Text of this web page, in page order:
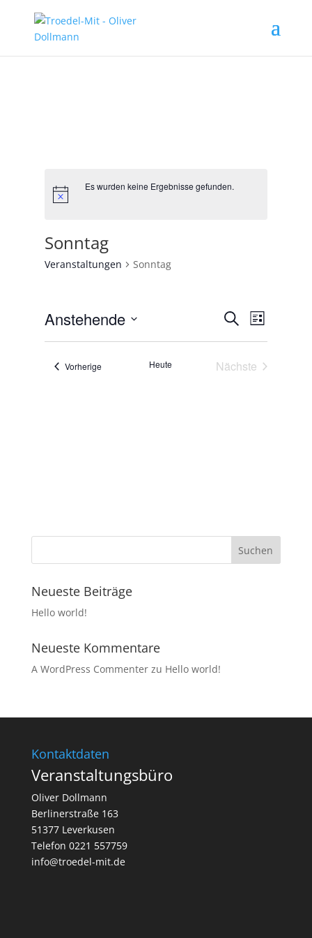
Es wurden keine Ergebnisse gefunden.
Sonntag
Veranstaltungen Sonntag
Suche
Ansichten,
SucheListe
Anstehende
Vorherige Veranstaltungen
Heute
Nächste
Neueste Beiträge
Hello world!
Neueste Kommentare
A WordPress Commenterzu Hello world!
Kontaktdaten
Veranstaltungsbüro
Oliver Dollmann
Berlinerstraße 163
51377 Leverkusen
Telefon 0221 557759
info@troedel-mit.de